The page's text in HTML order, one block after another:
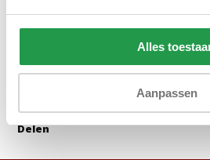
Alles
Aanpassen
Delen